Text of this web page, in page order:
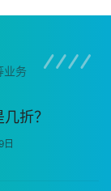
业务
折？
日